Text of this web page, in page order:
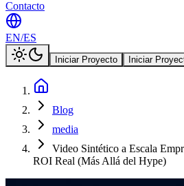
Contacto
EN/ES
Iniciar Proyecto Iniciar
Blog
media
Video Sintético a Escala
ROI Real (Más Allá del Hype)